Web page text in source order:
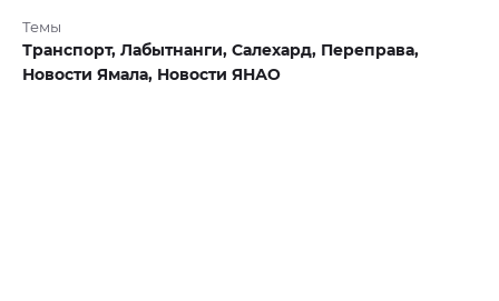
Темы
Транспорт, Лабытнанги, Салехард, Переправа,
Новости Ямала, Новости ЯНАО